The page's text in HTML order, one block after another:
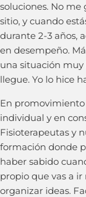
soluciones. No
sitio, y cuando
durante 2-3 años,
en desempeño.
una situación
llegue. Yo lo hice
En
individual y en
Fisioterapeutas y
formación donde
haber sabido
propio que vas a
organizar ideas.